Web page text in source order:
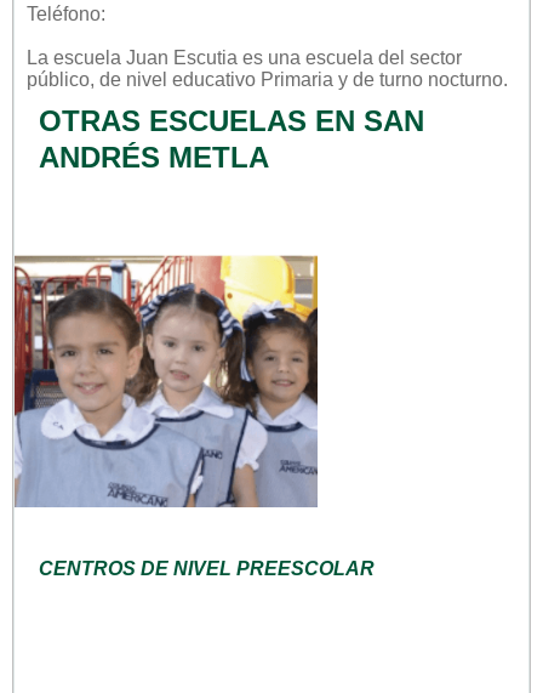
Teléfono:
La escuela Juan Escutia es una escuela del sector
público, de nivel educativo Primaria y de turno nocturno.
OTRAS ESCUELAS EN SAN
ANDRÉS METLA
CENTROS DE NIVEL PREESCOLAR